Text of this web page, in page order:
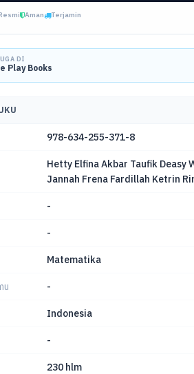
Aman Terjamin
DI
Play Books
978-634-255-371-8
Hetty Elfina Akbar Taufik Deasy
Jannah Frena Fardillah Ketrin
-
-
Matematika
-
Indonesia
-
230 hlm